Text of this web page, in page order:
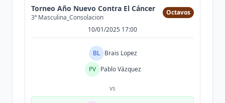
Torneo Año Nuevo Contra El Cáncer
3ª Masculina_Consolacion
Octavos
10/01/2025 17:00
BL
Brais Lopez
PV
Pablo Vázquez
vs